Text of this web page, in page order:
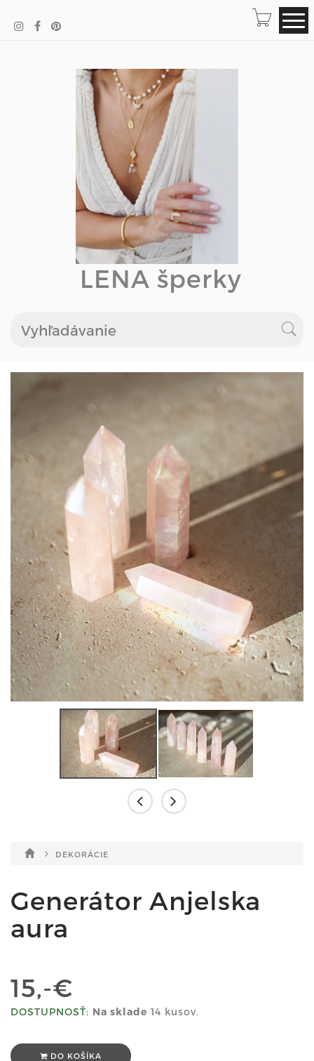
LENA šperky
DEKORÁCIE
Generátor Anjelska
aura
15,-€
DOSTUPNOSŤ: Na sklade 14 kusov.
DO KOŠÍKA